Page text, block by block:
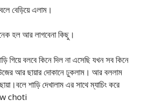
বেড়িয়ে এলাম।
হল আর লাগবেনা কিছু।
গিয়ে বলবে কিনে দিল না এসেছি যখন সব কিনে
আর ছায়ার দোকানে ঢুকলাম। আর বললাম
শাড়ি দেখালাম এর সাথে ম্যাচিং করে
choti